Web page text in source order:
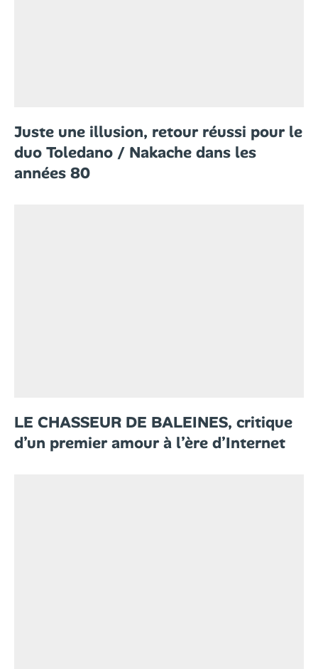
Juste une illusion, retour réussi pour le
duo Toledano / Nakache dans les
années 80
LE CHASSEUR DE BALEINES, critique
d’un premier amour à l’ère d’Internet